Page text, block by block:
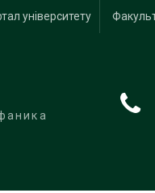
університету